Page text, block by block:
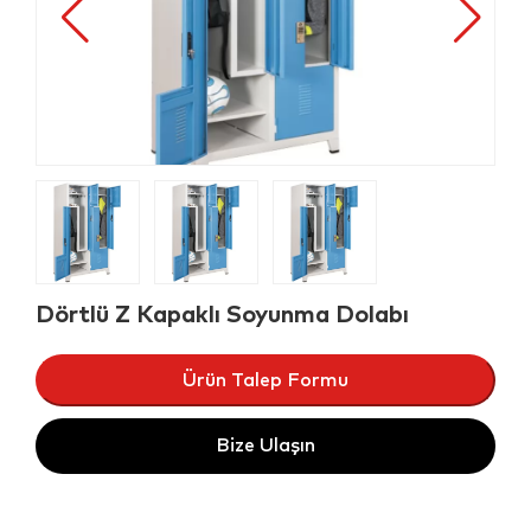
Dörtlü Z Kapaklı Soyunma Dolabı
Ürün Talep Formu
Bize Ulaşın